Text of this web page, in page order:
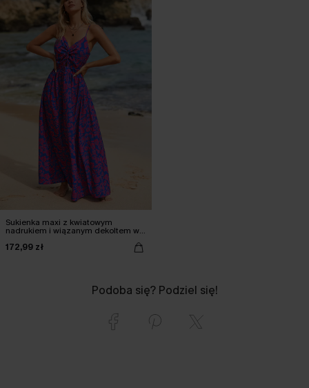
Sukienka maxi z kwiatowym
nadrukiem i wiązanym dekoltem w
172,99 zł
Podoba się? Podziel się!